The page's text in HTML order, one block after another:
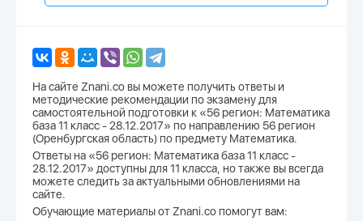
На сайте Znani.co вы можете получить ответы и
методические рекомендации по экзамену для
самостоятельной подготовки к «56 регион: Математика
база 11 класс - 28.12.2017» по направлению 56 регион
(Оренбургская область) по предмету Математика.
Ответы на «56 регион: Математика база 11 класс -
28.12.2017» доступны для 11 класса, но также вы всегда
можете следить за актуальными обновлениями на
сайте.
Обучающие материалы от Znani.co помогут вам: